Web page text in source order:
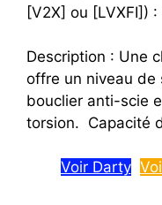
[V2X] ou [LVXFI]) :
Description : Une
offre un niveau
bouclier anti-scie
torsion. Capacité
Voir Darty